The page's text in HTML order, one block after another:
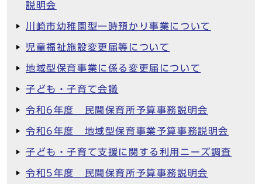
説明会
川崎市幼稚園型一時預かり事業について
児童福祉施設変更届等について
地域型保育事業に係る変更届について
子ども・子育て会議
令和6年度 民間保育所予算事務説明会
令和6年度 地域型保育事業予算事務説明会
子ども・子育て支援に関する利用ニーズ調査
令和5年度 民間保育所予算事務説明会